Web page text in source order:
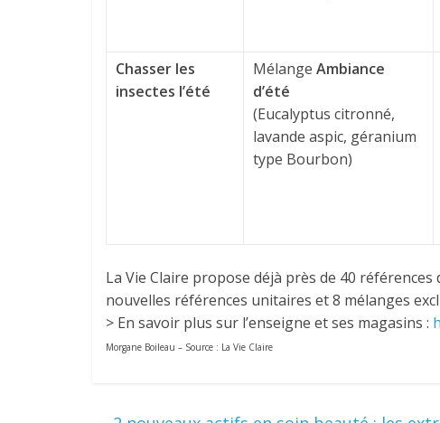
Chasser les
insectes l’été
Mélange Ambiance
d’été
(Eucalyptus citronné,
lavande aspic, géranium
type Bourbon)
La Vie Claire propose déjà près de 40
nouvelles références unitaires et 8 mélanges
> En savoir plus sur l’enseigne et ses magasins :
Morgane Boileau – Source : La Vie Claire